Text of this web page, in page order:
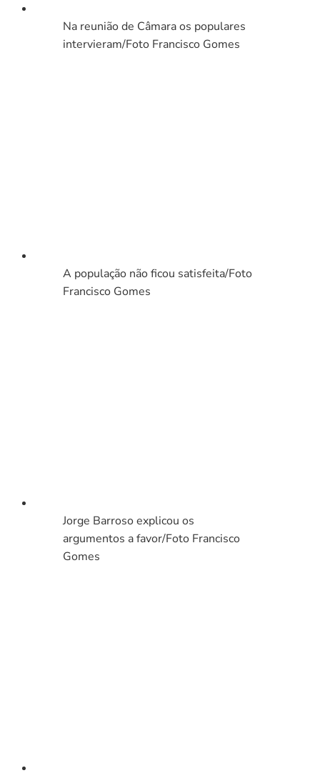
Na reunião de Câmara os populares
intervieram/Foto Francisco Gomes
A população não ficou satisfeita/Foto
Francisco Gomes
Jorge Barroso explicou os
argumentos a favor/Foto Francisco
Gomes